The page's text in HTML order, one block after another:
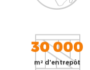
30 000
m² d'entrepôt